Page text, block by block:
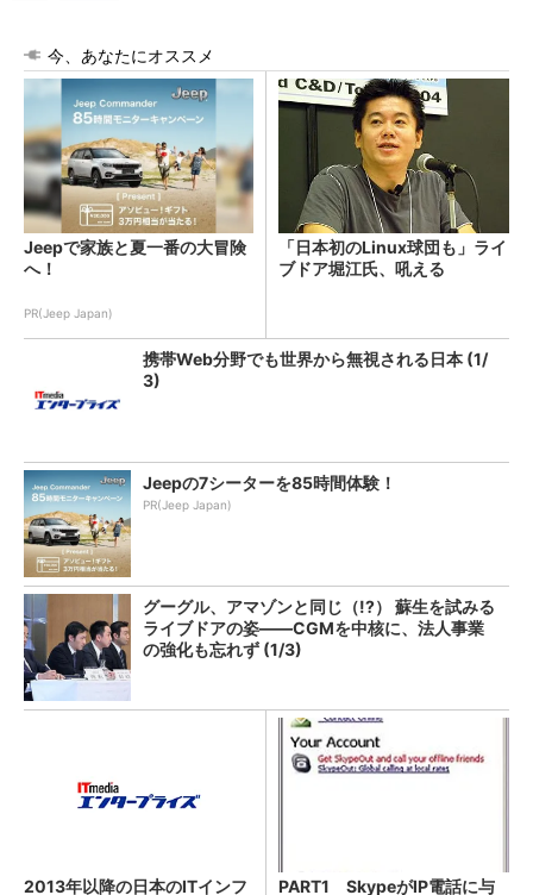
今、あなたにオススメ
Jeepで家族と夏一番の大冒険
へ！
PR(Jeep Japan)
「日本初のLinux球団も」ライ
ブドア堀江氏、吼える
携帯Web分野でも世界から無視される日本 (1/
3)
Jeepの7シーターを85時間体験！
PR(Jeep Japan)
グーグル、アマゾンと同じ（!?） 蘇生を試みる
ライブドアの姿――CGMを中核に、法人事業
の強化も忘れず (1/3)
2013年以降の日本のITインフ PART1 SkypeがIP電話に与